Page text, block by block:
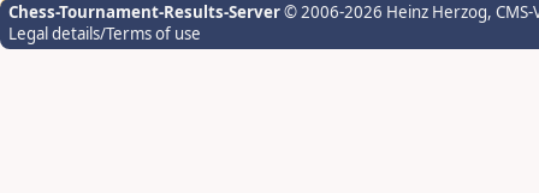
Chess-Tournament-Results-Server© 2006-2026 Heinz Herzog,
Legal details/Terms of use